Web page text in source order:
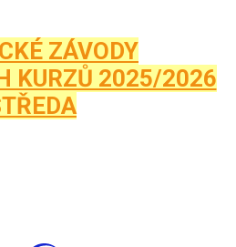
ZÁVODY
KURZŮ 2025/2026